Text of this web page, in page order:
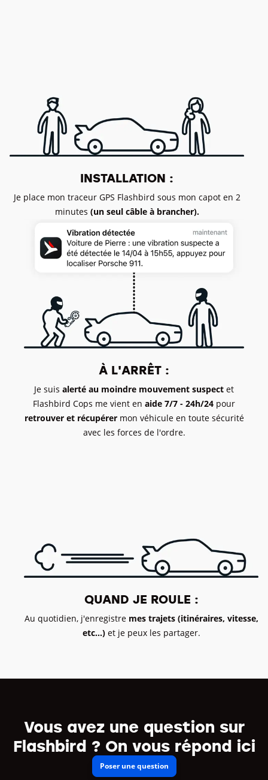
INSTALLATION :
Je place mon traceur GPS Flashbird sous mon capot en 2
minutes (un seul câble à brancher).
À L'ARRÊT :
Je suis alerté au moindre mouvement suspect et
Flashbird Cops me vient en aide 7/7 - 24h/24 pour
retrouver et récupérermon véhicule en toute sécurité
avec les forces de l'ordre.
QUAND JE ROULE :
Au quotidien, j'enregistre mes trajets (itinéraires, vitesse,
etc...)et je peux les partager.
Vous avez une question sur
Flashbird ? On vous répond ici
Poser une question